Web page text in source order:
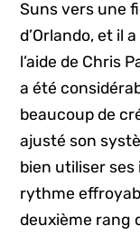
Suns vers une
d’Orlando, et il
l’aide de Chris
a été
beaucoup de
ajusté son
bien utiliser
rythme
deuxième rang